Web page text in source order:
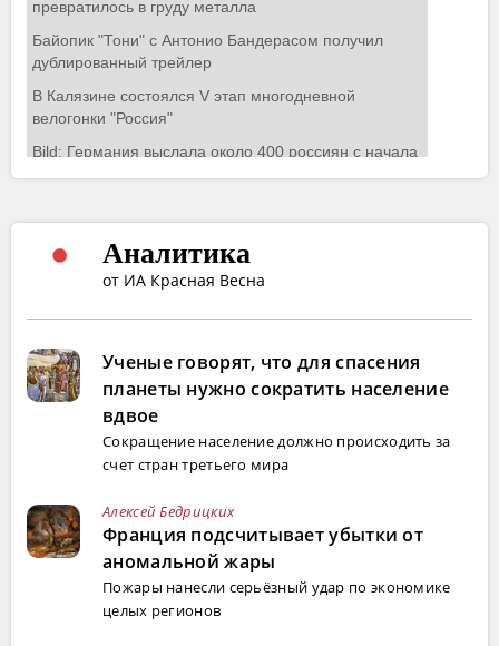
Аналитика
от ИА Красная Весна
Ученые говорят, что для спасения
планеты нужно сократить население
вдвое
Сокращение население должно происходить за
счет стран третьего мира
Алексей Бедрицких
Франция подсчитывает убытки от
аномальной жары
Пожары нанесли серьёзный удар по экономике
целых регионов